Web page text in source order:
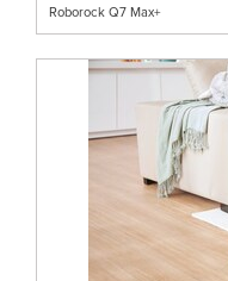
Roborock Q7 Max+